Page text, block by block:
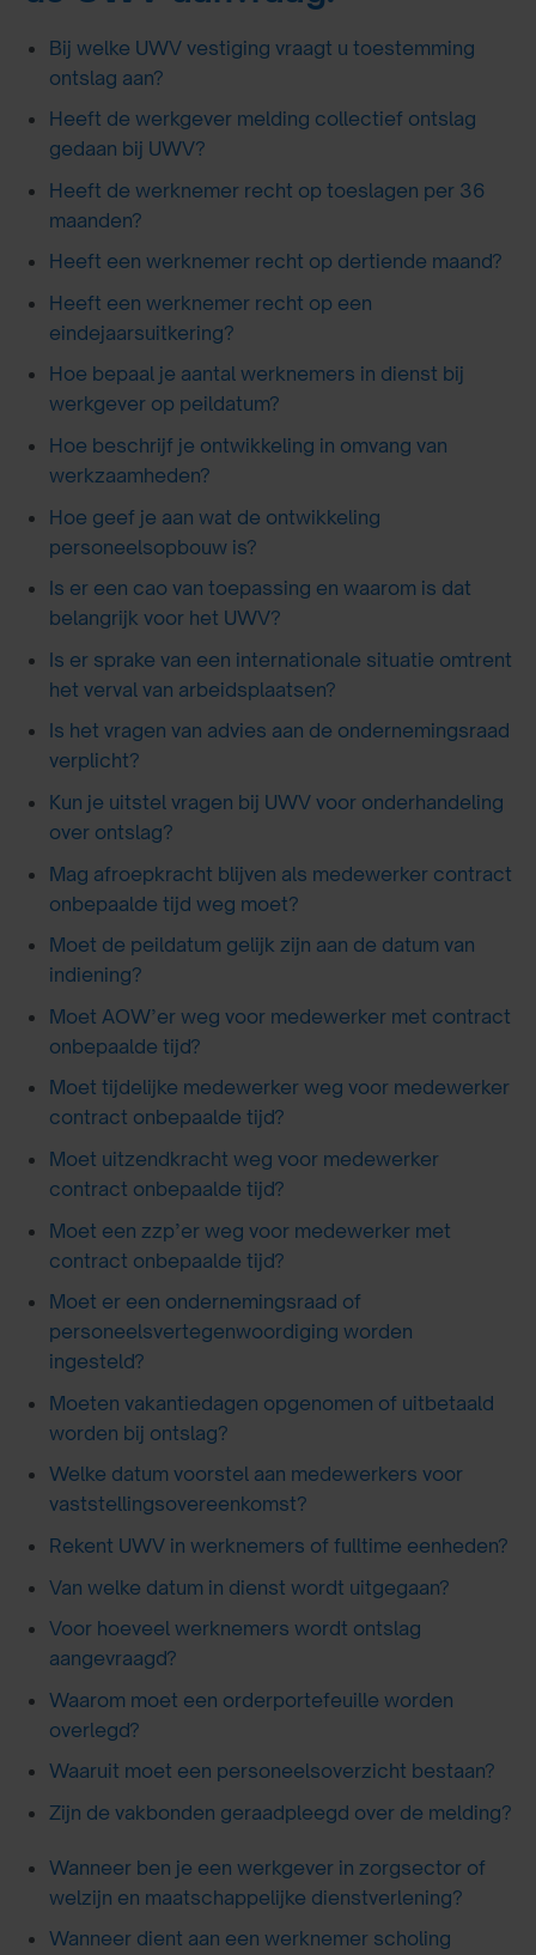
Bij welke UWV vestiging vraagt u toestemming
ontslag aan?
Heeft de werkgever melding collectief ontslag
gedaan bij UWV?
Heeft de werknemer recht op toeslagen per 36
maanden?
Heeft een werknemer recht op dertiende maand?
Heeft een werknemer recht op een
eindejaarsuitkering?
Hoe bepaal je aantal werknemers in dienst bij
werkgever op peildatum?
Hoe beschrijf je ontwikkeling in omvang van
werkzaamheden?
Hoe geef je aan wat de ontwikkeling
personeelsopbouw is?
Is er een cao van toepassing en waarom is dat
belangrijk voor het UWV?
Is er sprake van een internationale situatie omtrent
het verval van arbeidsplaatsen?
Is het vragen van advies aan de ondernemingsraad
verplicht?
Kun je uitstel vragen bij UWV voor onderhandeling
over ontslag?
Mag afroepkracht blijven als medewerker contract
onbepaalde tijd weg moet?
Moet de peildatum gelijk zijn aan de datum van
indiening?
Moet AOW’er weg voor medewerker met contract
onbepaalde tijd?
Moet tijdelijke medewerker weg voor medewerker
contract onbepaalde tijd?
Moet uitzendkracht weg voor medewerker
contract onbepaalde tijd?
Moet een zzp’er weg voor medewerker met
contract onbepaalde tijd?
Moet er een ondernemingsraad of
personeelsvertegenwoordiging worden
ingesteld?
Moeten vakantiedagen opgenomen of uitbetaald
worden bij ontslag?
Welke datum voorstel aan medewerkers voor
vaststellingsovereenkomst?
Rekent UWV in werknemers of fulltime eenheden?
Van welke datum in dienst wordt uitgegaan?
Voor hoeveel werknemers wordt ontslag
aangevraagd?
Waarom moet een orderportefeuille worden
overlegd?
Waaruit moet een personeelsoverzicht bestaan?
Zijn de vakbonden geraadpleegd over de melding?
Wanneer ben je een werkgever in zorgsector of
welzijn en maatschappelijke dienstverlening?
Wanneer dient aan een werknemer scholing